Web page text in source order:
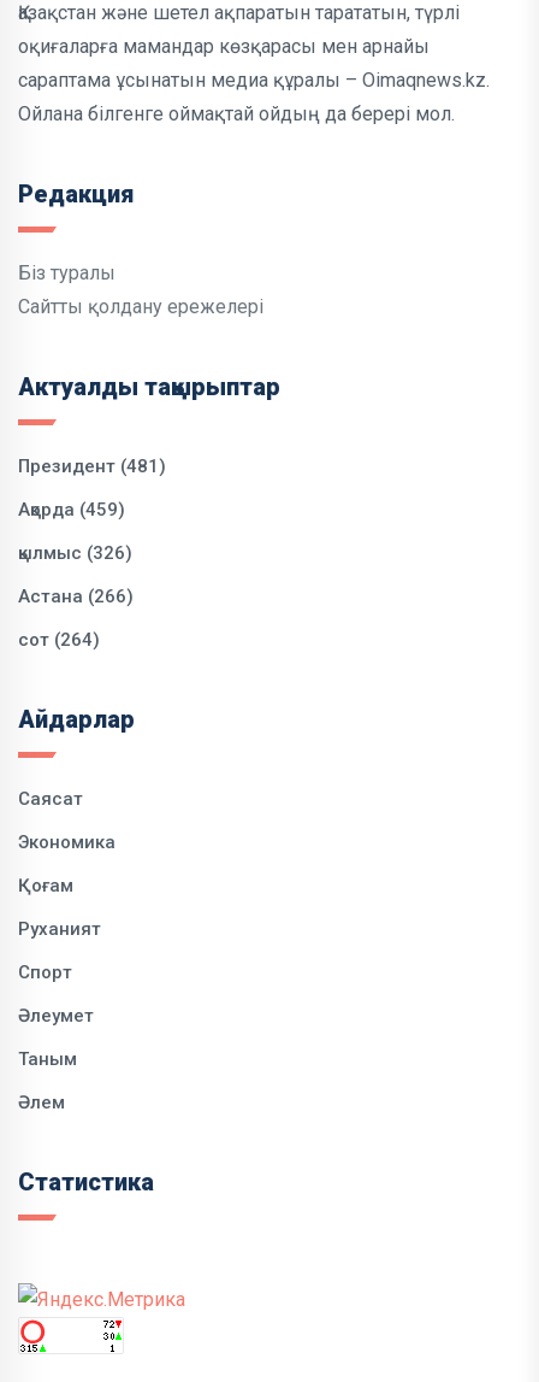
Қазақстан және шетел ақпаратын тарататын, түрлі
оқиғаларға мамандар көзқарасы мен арнайы
сараптама ұсынатын медиа құралы – Oimaqnews.kz.
Ойлана білгенге оймақтай ойдың да берері мол.
Редакция
Біз туралы
Сайтты қолдану ережелері
Актуалды тақырыптар
Президент (481)
Ақорда (459)
қылмыс (326)
Астана (266)
сот (264)
Айдарлар
Саясат
Экономика
Қоғам
Руханият
Спорт
Әлеумет
Таным
Әлем
Статистика